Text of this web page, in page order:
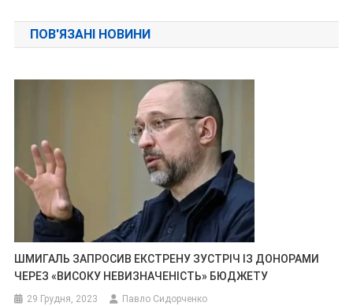
записів
ПОВ'ЯЗАНІ НОВИНИ
ШМИГАЛЬ ЗАПРОСИВ ЕКСТРЕНУ ЗУСТРІЧ ІЗ ДОНОРАМИ
ЧЕРЕЗ «ВИСОКУ НЕВИЗНАЧЕНІСТЬ» БЮДЖЕТУ
29 Грудня, 2023 Павло Сидорченко